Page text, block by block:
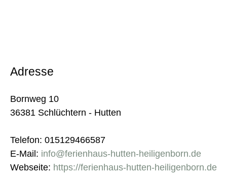
Adresse
Bornweg 10
36381 Schlüchtern - Hutten
Telefon: 015129466587
E-Mail: info@ferienhaus-hutten-heiligenborn.de
Webseite: https://ferienhaus-hutten-heiligenborn.de